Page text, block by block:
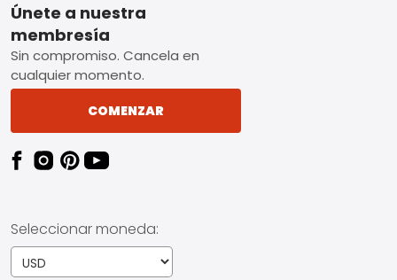
Footer
Únete a nuestra
membresía
Sin compromiso. Cancela en
cualquier momento.
COMENZAR
Seleccionar moneda: